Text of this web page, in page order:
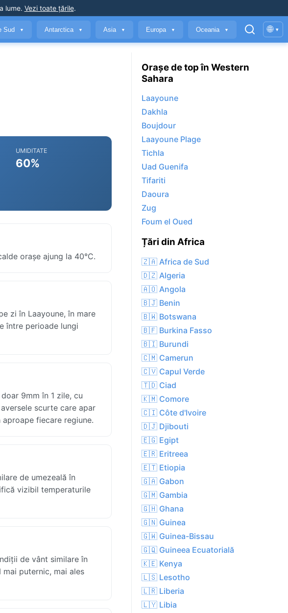
lume. Vezi toate țările.
Sud ▼ Antarctica ▼ Asia ▼ Europa ▼ Oceania ▼ 🌐 ▾
UMIDITATE
60%
orașe ajung la 40°C.
zi în Laayoune, în mare
între perioade lungi
9mm în 1 zile, cu
scurte care apar
fiecare regiune.
de umezeală în
vizibil temperaturile
de vânt similare în
puternic, mai ales
Orașe de top în Western
Sahara
Laayoune
Dakhla
Boujdour
Laayoune Plage
Tichla
Uad Guenifa
Tifariti
Daoura
Zug
Foum el Oued
Țări din Africa
🇿🇦 Africa de Sud
🇩🇿 Algeria
🇦🇴 Angola
🇧🇯 Benin
🇧🇼 Botswana
🇧🇫 Burkina Fasso
🇧🇮 Burundi
🇨🇲 Camerun
🇨🇻 Capul Verde
🇹🇩 Ciad
🇰🇲 Comore
🇨🇮 Côte d'Ivoire
🇩🇯 Djibouti
🇪🇬 Egipt
🇪🇷 Eritreea
🇪🇹 Etiopia
🇬🇦 Gabon
🇬🇲 Gambia
🇬🇭 Ghana
🇬🇳 Guinea
🇬🇼 Guinea-Bissau
🇬🇶 Guineea Ecuatorială
🇰🇪 Kenya
🇱🇸 Lesotho
🇱🇷 Liberia
🇱🇾 Libia